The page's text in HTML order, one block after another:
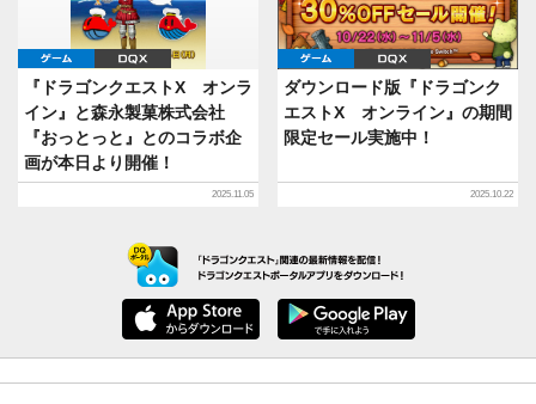
ゲーム DQX
『ドラゴンクエストX オンラ
イン』と森永製菓株式会社
『おっとっと』とのコラボ企
画が本日より開催！
2025.11.05
ゲーム DQX
ダウンロード版『ドラゴンク
エストX オンライン』の期間
限定セール実施中！
2025.10.22